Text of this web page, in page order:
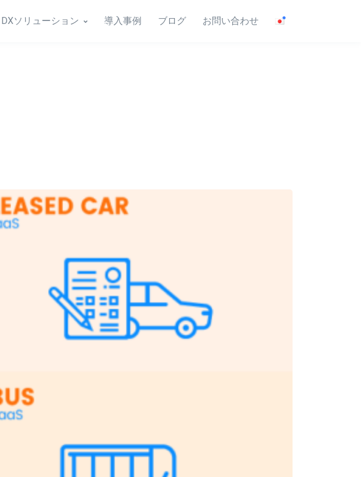
DXソリューション 導入事例 ブログ お問い合わせ